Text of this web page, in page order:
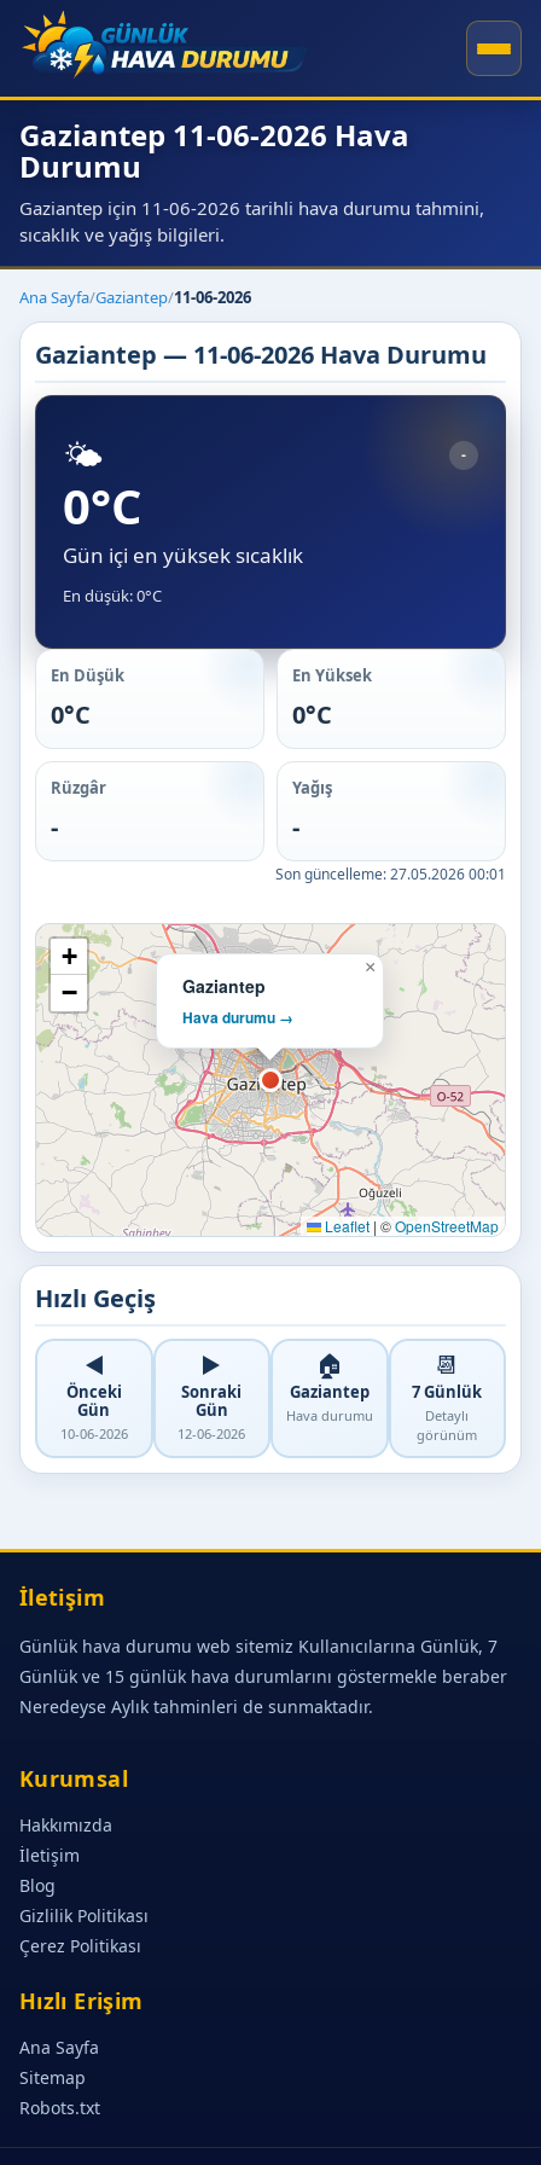
Gaziantep 11-06-2026 Hava
Durumu
Gaziantep için 11-06-2026 tarihli hava durumu tahmini,
sıcaklık ve yağış bilgileri.
Ana Sayfa/Gaziantep/11-06-2026
Gaziantep — 11-06-2026 Hava Durumu
🌤️ -
0°C
Gün içi en yüksek sıcaklık
En düşük: 0°C
En Düşük
0°C
En Yüksek
0°C
Rüzgâr
-
Yağış
-
Son güncelleme:27.05.2026 00:01
Gaziantep
Hava durumu →
×
+
−
Leaflet | ©OpenStreetMap
Hızlı Geçiş
◀️
Önceki
Gün
10-06-2026
▶️
Sonraki
Gün
12-06-2026
🏠
Gaziantep
Hava durumu
📆
7 Günlük
Detaylı
görünüm
İletişim
Günlük hava durumu web sitemiz Kullanıcılarına Günlük, 7
Günlük ve 15 günlük hava durumlarını göstermekle beraber
Neredeyse Aylık tahminleri de sunmaktadır.
Kurumsal
Hakkımızda
İletişim
Blog
Gizlilik Politikası
Çerez Politikası
Hızlı Erişim
Ana Sayfa
Sitemap
Robots.txt